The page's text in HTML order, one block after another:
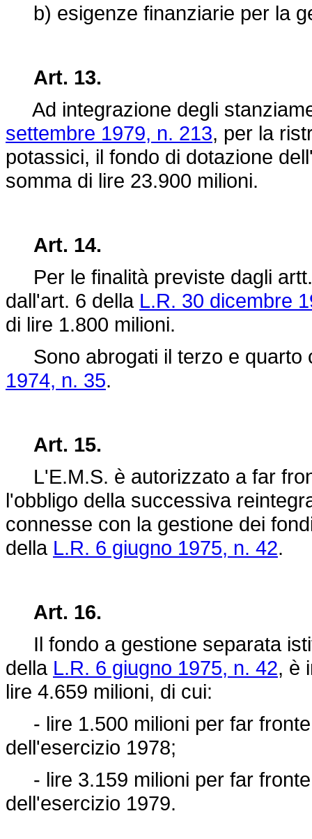
b) esigenze finanziarie per la
Art. 13.
Ad integrazione degli
settembre 1979, n. 213, per la
potassici, il fondo di dotazione
somma di lire 23.900 milioni.
Art. 14.
Per le finalità previste dagli
dall'art. 6 della L.R. 30 dicembre
di lire 1.800 milioni.
Sono abrogati il terzo e quarto
1974, n. 35.
Art. 15.
L'E.M.S. è autorizzato a far
l'obbligo della successiva
connesse con la gestione dei
della L.R. 6 giugno 1975, n. 42.
Art. 16.
Il fondo a gestione separata
della L.R. 6 giugno 1975, n. 42, è
lire 4.659 milioni, di cui:
- lire 1.500 milioni per far
dell'esercizio 1978;
- lire 3.159 milioni per far
dell'esercizio 1979.